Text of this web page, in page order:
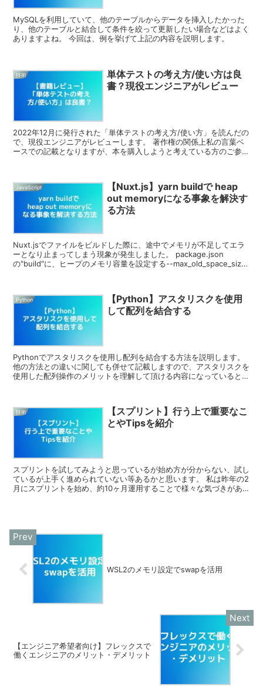
MySQLを利用していて、他のテーブルからデータを挿入したかった
り、他のテーブルと結合して条件を絞って更新したい場合などはよく
ありますよね。 今回は、例を挙げて上記の内容を説明します。
技術
単体テストの考え方/使い方は良
書？現役エンジニアがレビュー
2022年12月に発行された「単体テストの考え方/使い方」を読んだの
で、現役エンジニアがレビューします。 著作権の関係上私の言葉ベ
ースでの記載となりますが、本を購入しようと考えている方のご参考
JavaScript
【Nuxt.js】yarn buildで heap
out memoryになる事象を解決す
る方法
Nuxt.jsでファイルをビルドした際に、途中でメモリが不足してエラ
ーとなり止まってしまう現象が発生しました。 package.json
の"build"に、ヒープのメモリ容量を設定する--max_old_space_size
Python
【Python】アスタリスクを使用
して配列を結合する
Pythonでアスタリスクを使用し配列を結合する方法を説明します。
他の方法との違いに関しても併せて記載しますので、アスタリスクを
使用した配列操作のメリットを理解して頂ける内容になっていると思
技術
【スプリント】行う上で重要なこ
とやTipsを紹介
スプリントを試してみようと思っているが始め方が分からない、試し
ているが上手く進められていない等あるかと思います。 私は昨年の2
月にスプリントを始め、約10ヶ月運用することで様々な気づきがあ
WSL2のメモリ設定でswapを活用
【エンジニア希望者向け】フレックスで
働くエンジニアのメリット・デメリット